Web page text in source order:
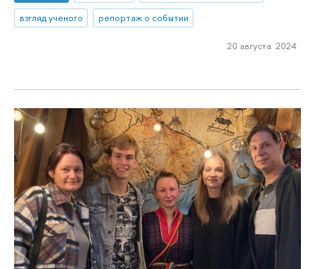
взгляд ученого
репортаж о событии
20 августа 2024